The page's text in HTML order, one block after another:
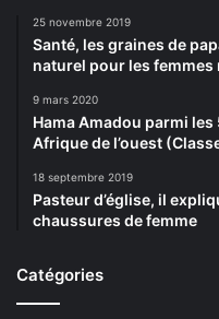
25 novembre 2019
Santé, les graines de
naturel pour les femmes
9 mars 2020
Hama Amadou parmi
Afrique de l’ouest
18 septembre 2019
Pasteur d’église, il
chaussures de femme
Catégories